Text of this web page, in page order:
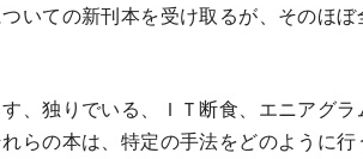
いての新刊本を受け取るが、そのほ
、独りでいる、ＩＴ断食、エニアグ
らの本は、特定の手法をどのように